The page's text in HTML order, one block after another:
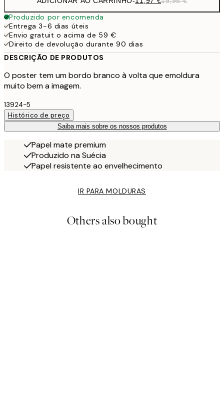
Produzido por encomenda
Entrega 3-6 dias úteis
Envio gratuit o acima de 59 €
Direito de devolução durante 90 dias
DESCRIÇÃO DE PRODUTOS
O poster tem um bordo branco à volta que emoldura
muito bem a imagem.
13924-5
Histórico de preço
Saiba mais sobre os nossos produtos
Papel mate premium
Produzido na Suécia
Papel resistente ao envelhecimento
IR PARA MOLDURAS
Others also bought